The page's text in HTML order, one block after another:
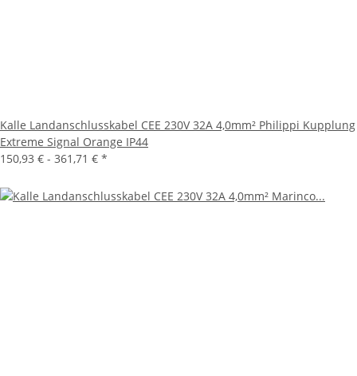
Kalle Landanschlusskabel CEE 230V 32A 4,0mm² Philippi Kupplung
Extreme Signal Orange IP44
150,93 € - 361,71 € *